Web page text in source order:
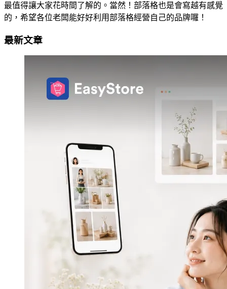
最值得讓大家花時間了解的。當然！部落格也是會寫越有感覺
的，希望各位老闆能好好利用部落格經營自己的品牌囉！
最新文章